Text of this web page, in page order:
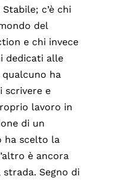
c’è chi
del
e chi invece
dedicati alle
ha
scrivere e
lavoro in
di un
ha scelto la
è ancora
Segno di